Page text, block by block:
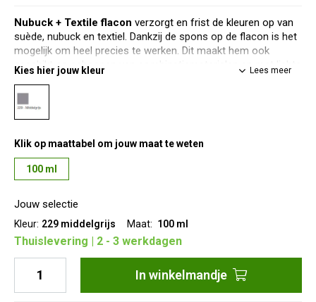
Nubuck + Textile flacon verzorgt en frist de kleuren op van
suède, nubuck en textiel. Dankzij de spons op de flacon is het
mogelijk om heel precies te werken. Dit maakt hem ook
geschikt op schoenen van combinatiematerialen en met lichte
zolen of stiksels. Ook geschikt voor hightech materialen.
Lees meer
Kies hier jouw kleur
Klik op maattabel om jouw maat te weten
100 ml
Jouw selectie
Kleur: 229 middelgrijs Maat: 100 ml
Thuislevering | 2 - 3 werkdagen
In winkelmandje